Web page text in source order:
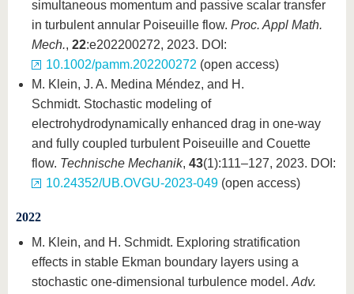
simultaneous momentum and passive scalar transfer
in turbulent annular Poiseuille flow. Proc. Appl Math.
Mech., 22:e202200272, 2023. DOI:
10.1002/pamm.202200272 (open access)
M. Klein, J. A. Medina Méndez, and H.
Schmidt. Stochastic modeling of
electrohydrodynamically enhanced drag in one-way
and fully coupled turbulent Poiseuille and Couette
flow. Technische Mechanik, 43(1):111–127, 2023. DOI:
10.24352/UB.OVGU-2023-049 (open access)
2022
M. Klein, and H. Schmidt. Exploring stratification
effects in stable Ekman boundary layers using a
stochastic one-dimensional turbulence model. Adv.